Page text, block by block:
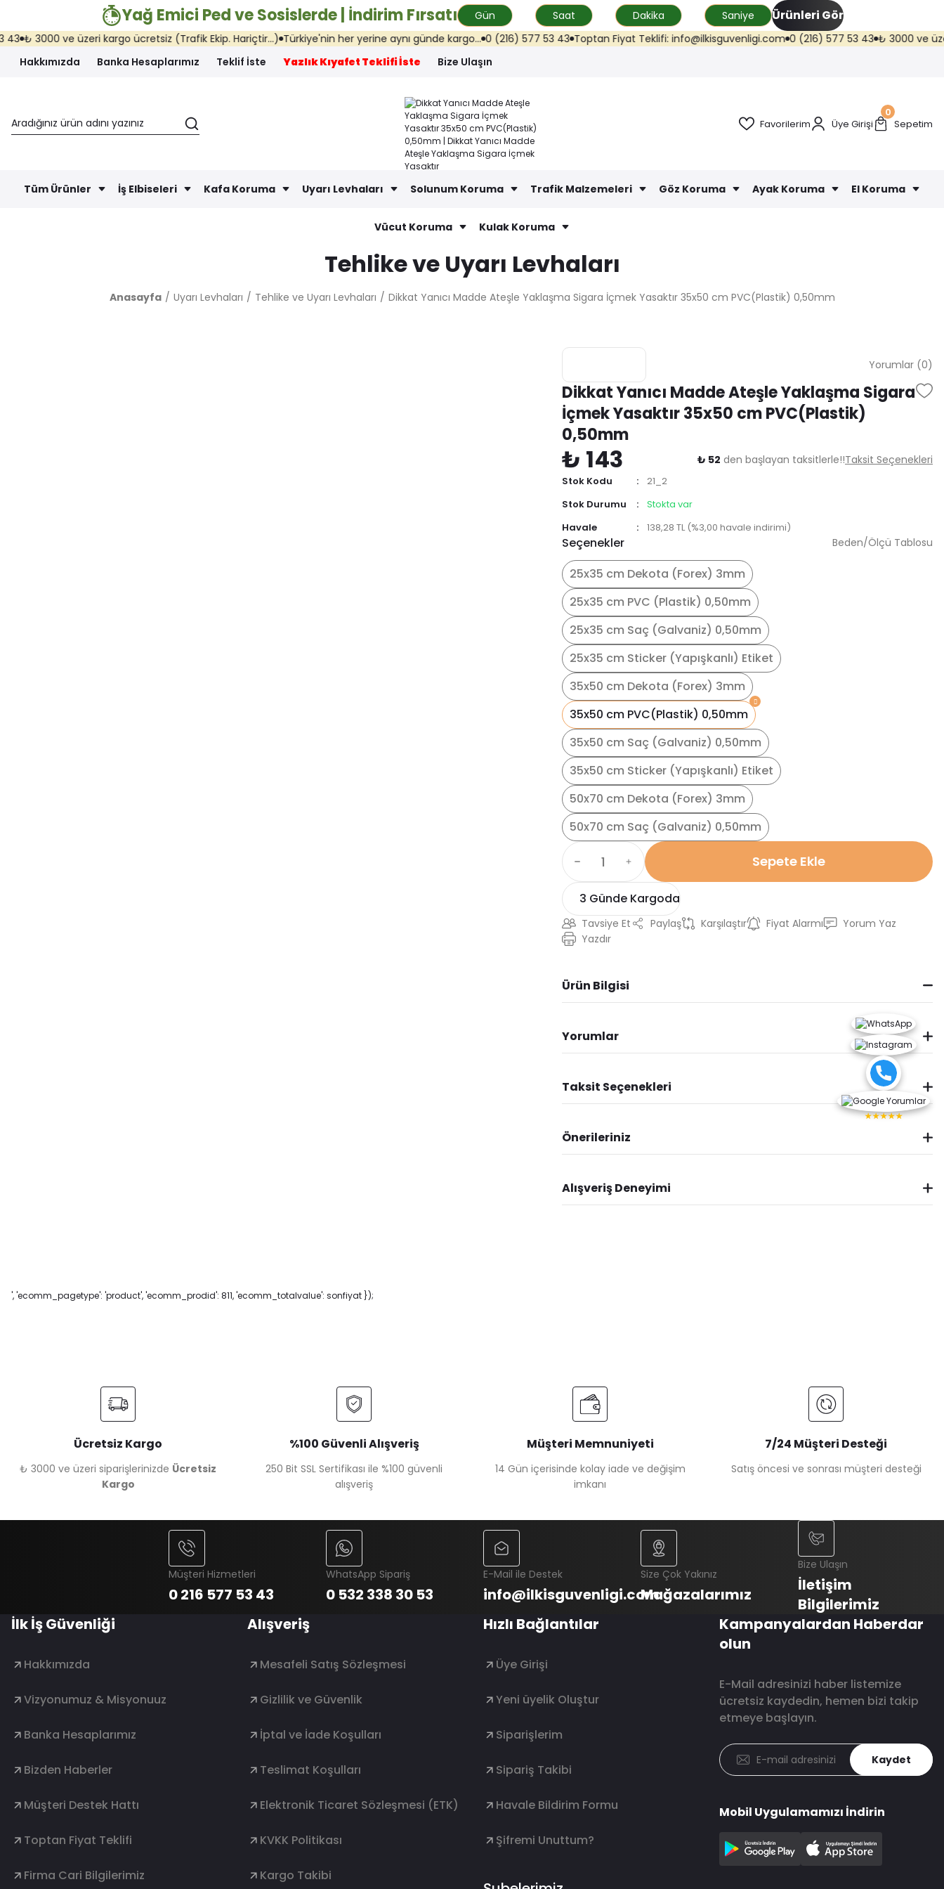
Yağ Emici Ped ve Sosislerde | İndirim Fırsatı Gün Saat Dakika Saniye Ürünleri Gör
ve üzeri kargo ücretsiz (Trafik Ekip. Hariçtir...) Türkiye'nin her yerine aynı günde kargo... 0 (216) 577 53 43 Toptan Fiyat Teklifi: info@ilkisguvenligi.com 0 (216) 577 53 43 ₺ 3000 ve üzeri
Hakkımızda
Banka Hesaplarımız Teklif İste Yazlık Kıyafet Teklifi İste Bize Ulaşın
Favorilerim Üye Girişi
0
Sepetim
Tüm Ürünler İş Elbiseleri Kafa Koruma Uyarı Levhaları Solunum Koruma Trafik Malzemeleri Göz Koruma Ayak Koruma El Koruma
Vücut Koruma Kulak Koruma
Tehlike ve Uyarı Levhaları
Anasayfa Uyarı Levhaları Tehlike ve Uyarı Levhaları Dikkat Yanıcı Madde Ateşle Yaklaşma Sigara İçmek Yasaktır 35x50 cm PVC(Plastik) 0,50mm
Yorumlar (0)
Dikkat Yanıcı Madde Ateşle Yaklaşma Sigara
İçmek Yasaktır 35x50 cm PVC(Plastik)
0,50mm
₺ 143 ₺ 52 den başlayan taksitlerle!!Taksit Seçenekleri
Stok Kodu
21_2
Stok Durumu
Stokta var
Havale
138,28 TL (%3,00 havale indirimi)
Seçenekler
25x35 cm Dekota (Forex) 3mm
25x35 cm PVC (Plastik) 0,50mm
25x35 cm Saç (Galvaniz) 0,50mm
25x35 cm Sticker (Yapışkanlı) Etiket
35x50 cm Dekota (Forex) 3mm
35x50 cm PVC(Plastik) 0,50mm
35x50 cm Saç (Galvaniz) 0,50mm
35x50 cm Sticker (Yapışkanlı) Etiket
50x70 cm Dekota (Forex) 3mm
50x70 cm Saç (Galvaniz) 0,50mm
Beden/Ölçü Tablosu
Sepete Ekle
3 Günde Kargoda
Tavsiye Et Paylaş Karşılaştır Fiyat Alarmı
Yorum Yaz
Yazdır
Ürün Bilgisi
Yorumlar
Taksit Seçenekleri
Önerileriniz
Alışveriş Deneyimi
', 'ecomm_pagetype': 'product', 'ecomm_prodid': 811, 'ecomm_totalvalue': sonfiyat });
Ücretsiz Kargo
₺ 3000 ve üzeri siparişlerinizde Ücretsiz
Kargo
%100 Güvenli Alışveriş
250 Bit SSL Sertifikası ile %100 güvenli
alışveriş
Müşteri Memnuniyeti
14 Gün içerisinde kolay iade ve değişim
imkanı
7/24 Müşteri Desteği
Satış öncesi ve sonrası müşteri desteği
Müşteri Hizmetleri
0 216 577 53 43
WhatsApp Sipariş
0 532 338 30 53
E-Mail ile Destek
info@ilkisguvenligi.com
Size Çok Yakınız
Mağazalarımız
Bize Ulaşın
İletişim
Bilgilerimiz
İlk İş Güvenliği
Hakkımızda
Vizyonumuz & Misyonuuz
Banka Hesaplarımız
Bizden Haberler
Müşteri Destek Hattı
Toptan Fiyat Teklifi
Firma Cari Bilgilerimiz
Alışveriş
Mesafeli Satış Sözleşmesi
Gizlilik ve Güvenlik
İptal ve İade Koşulları
Teslimat Koşulları
Elektronik Ticaret Sözleşmesi (ETK)
KVKK Politikası
Kargo Takibi
Hızlı Bağlantılar
Üye Girişi
Yeni üyelik Oluştur
Siparişlerim
Sipariş Takibi
Havale Bildirim Formu
Şifremi Unuttum?
★★★★★
Kampanyalardan Haberdar
olun
E-Mail adresinizi haber listemize
ücretsiz kaydedin, hemen bizi takip
etmeye başlayın.
Kaydet
Mobil Uygulamamızı İndirin